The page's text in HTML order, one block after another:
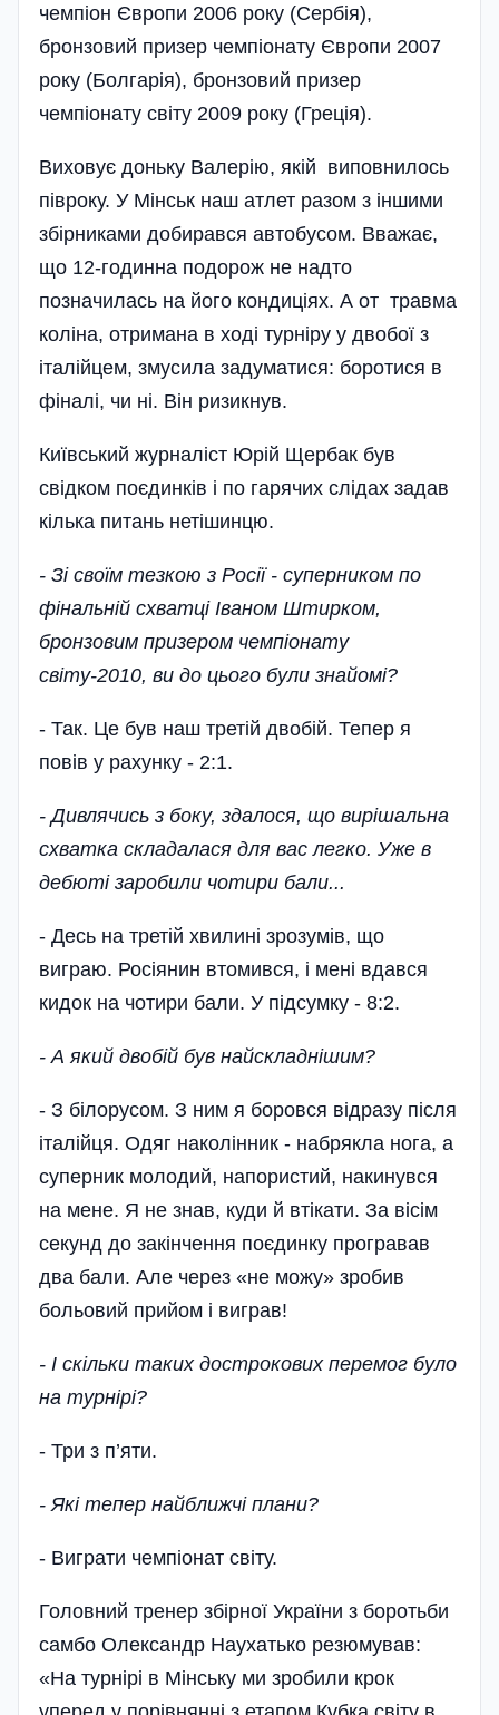
чемпіон Європи 2006 року (Сербія),
бронзовий призер чемпіонату Європи 2007
року (Болгарія), бронзовий призер
чемпіонату світу 2009 року (Греція).
Виховує доньку Валерію, якій виповнилось
півроку. У Мінськ наш атлет разом з іншими
збірниками добирався автобусом. Вважає,
що 12-годинна подорож не надто
позначилась на його кондиціях. А от травма
коліна, отримана в ході турніру у двобої з
італійцем, змусила задуматися: боротися в
фіналі, чи ні. Він ризикнув.
Київський журналіст Юрій Щербак був
свідком поєдинків і по гарячих слідах задав
кілька питань нетішинцю.
- Зі своїм тезкою з Росії - суперником по
фінальній схватці Іваном Штирком,
бронзовим призером чемпіонату
світу-2010, ви до цього були знайомі?
- Так. Це був наш третій двобій. Тепер я
повів у рахунку - 2:1.
- Дивлячись з боку, здалося, що вирішальна
схватка складалася для вас легко. Уже в
дебюті заробили чотири бали...
- Десь на третій хвилині зрозумів, що
виграю. Росіянин втомився, і мені вдався
кидок на чотири бали. У підсумку - 8:2.
- А який двобій був найскладнішим?
- З білорусом. З ним я боровся відразу після
італійця. Одяг нако­лінник - набрякла нога, а
суперник молодий, напористий, накинувся
на мене. Я не знав, куди й втікати. За вісім
секунд до закінчення поєдинку програвав
два бали. Але через «не можу» зробив
больовий при­йом і виграв!
- І скільки таких дострокових перемог було
на турнірі?
- Три з п’яти.
- Які тепер найближчі плани?
- Виграти чемпіонат світу.
Головний тренер збірної України з боротьби
самбо Олександр Наухатько резюмував:
«На турнірі в Мінську ми зробили крок